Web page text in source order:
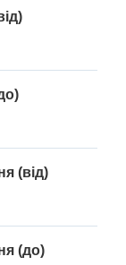
(від)
(до)